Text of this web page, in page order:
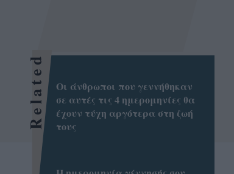
Related
Οι άνθρωποι που γεννήθηκαν
σε αυτές τις 4 ημερομηνίες θα
έχουν τύχη αργότερα στη ζωή
τους